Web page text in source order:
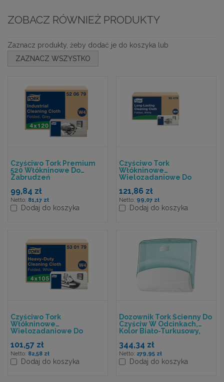
ZOBACZ RÓWNIEŻ PRODUKTY
Zaznacz produkty, żeby dodać je do koszyka lub
ZAZNACZ WSZYSTKO
Czyściwo Tork Premium
520 Włókninowe Do
Zabrudzeń
Szary, 120 Szt/op, System
W4
99,84 zł
81,17 zł
Dodaj do koszyka
Czyściwo Tork
Włókninowe
Wielozadaniowe Do
Niebieskie, 1w90 Szt/op.
System W4
121,86 zł
99,07 zł
Dodaj do koszyka
Czyściwo Tork
Włókninowe
Wielozadaniowe Do
Biały, System W4,1w. 105
Odcinków.
101,57 zł
82,58 zł
Dodaj do koszyka
Dozownik Tork Ścienny Do
Czyściw W Odcinkach,
Kolor Biało-Turkusowy,
344,34 zł
279,95 zł
Dodaj do koszyka